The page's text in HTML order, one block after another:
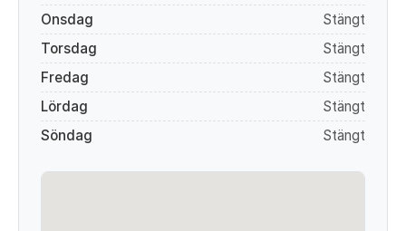
Onsdag
Stängt
Torsdag
Stängt
Fredag
Stängt
Lördag
Stängt
Söndag
Stängt